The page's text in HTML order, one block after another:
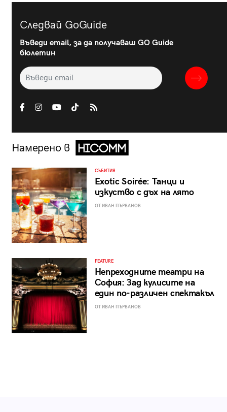
Следвай GoGuide
Въведи email, за да получаваш GO Guide
бюлетин
Намерено в
СЪБИТИЯ
Exotic Soirée: Танци и
изкуство с дъх на лято
ОТ ИВАН ПЪРВАНОВ
FEATURE
Непреходните театри на
София: Зад кулисите на
един по-различен спектакъл
ОТ ИВАН ПЪРВАНОВ